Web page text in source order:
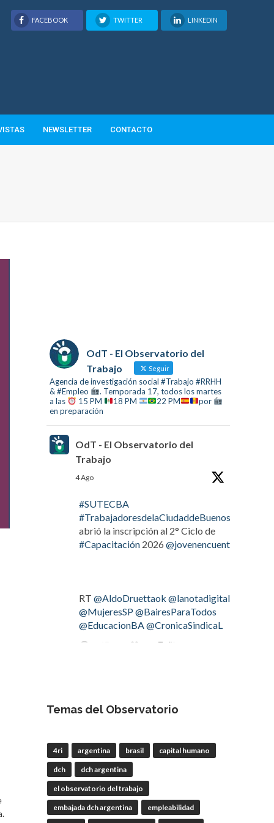
FACEBOOK TWITTER LINKEDIN
NEWSLETTER CONTACTO
OdT - El Observatorio del
Trabajo
Seguir
Agencia de investigación social #Trabajo #RRHH
& #Empleo
. Temporada 17, todos los martes
a las
15 PM 18 PM 22 PM
por
en preparación
OdT - El Observatorio del
Trabajo
4 Ago
#SUTECBA
#TrabajadoresdelaCiudaddeBuenosAires
abrió la inscripción al 2° Ciclo de
#Capacitación 2026 @jovenencuentro
RT @AldoDruettaok @lanotadigital
@MujeresSP@BairesParaTodos
@EducacionBA@CronicaSindicaL
Twitter
#LaBancariarechazó la reforma de
la Carta Orgánica del#BCRA
RT@lanotadigital@La_Bancaria
Temas del Observatorio
4ri argentina brasil capital humano
dch dch argentina
el observatorio del trabajo
embajada dch argentina empleabilidad